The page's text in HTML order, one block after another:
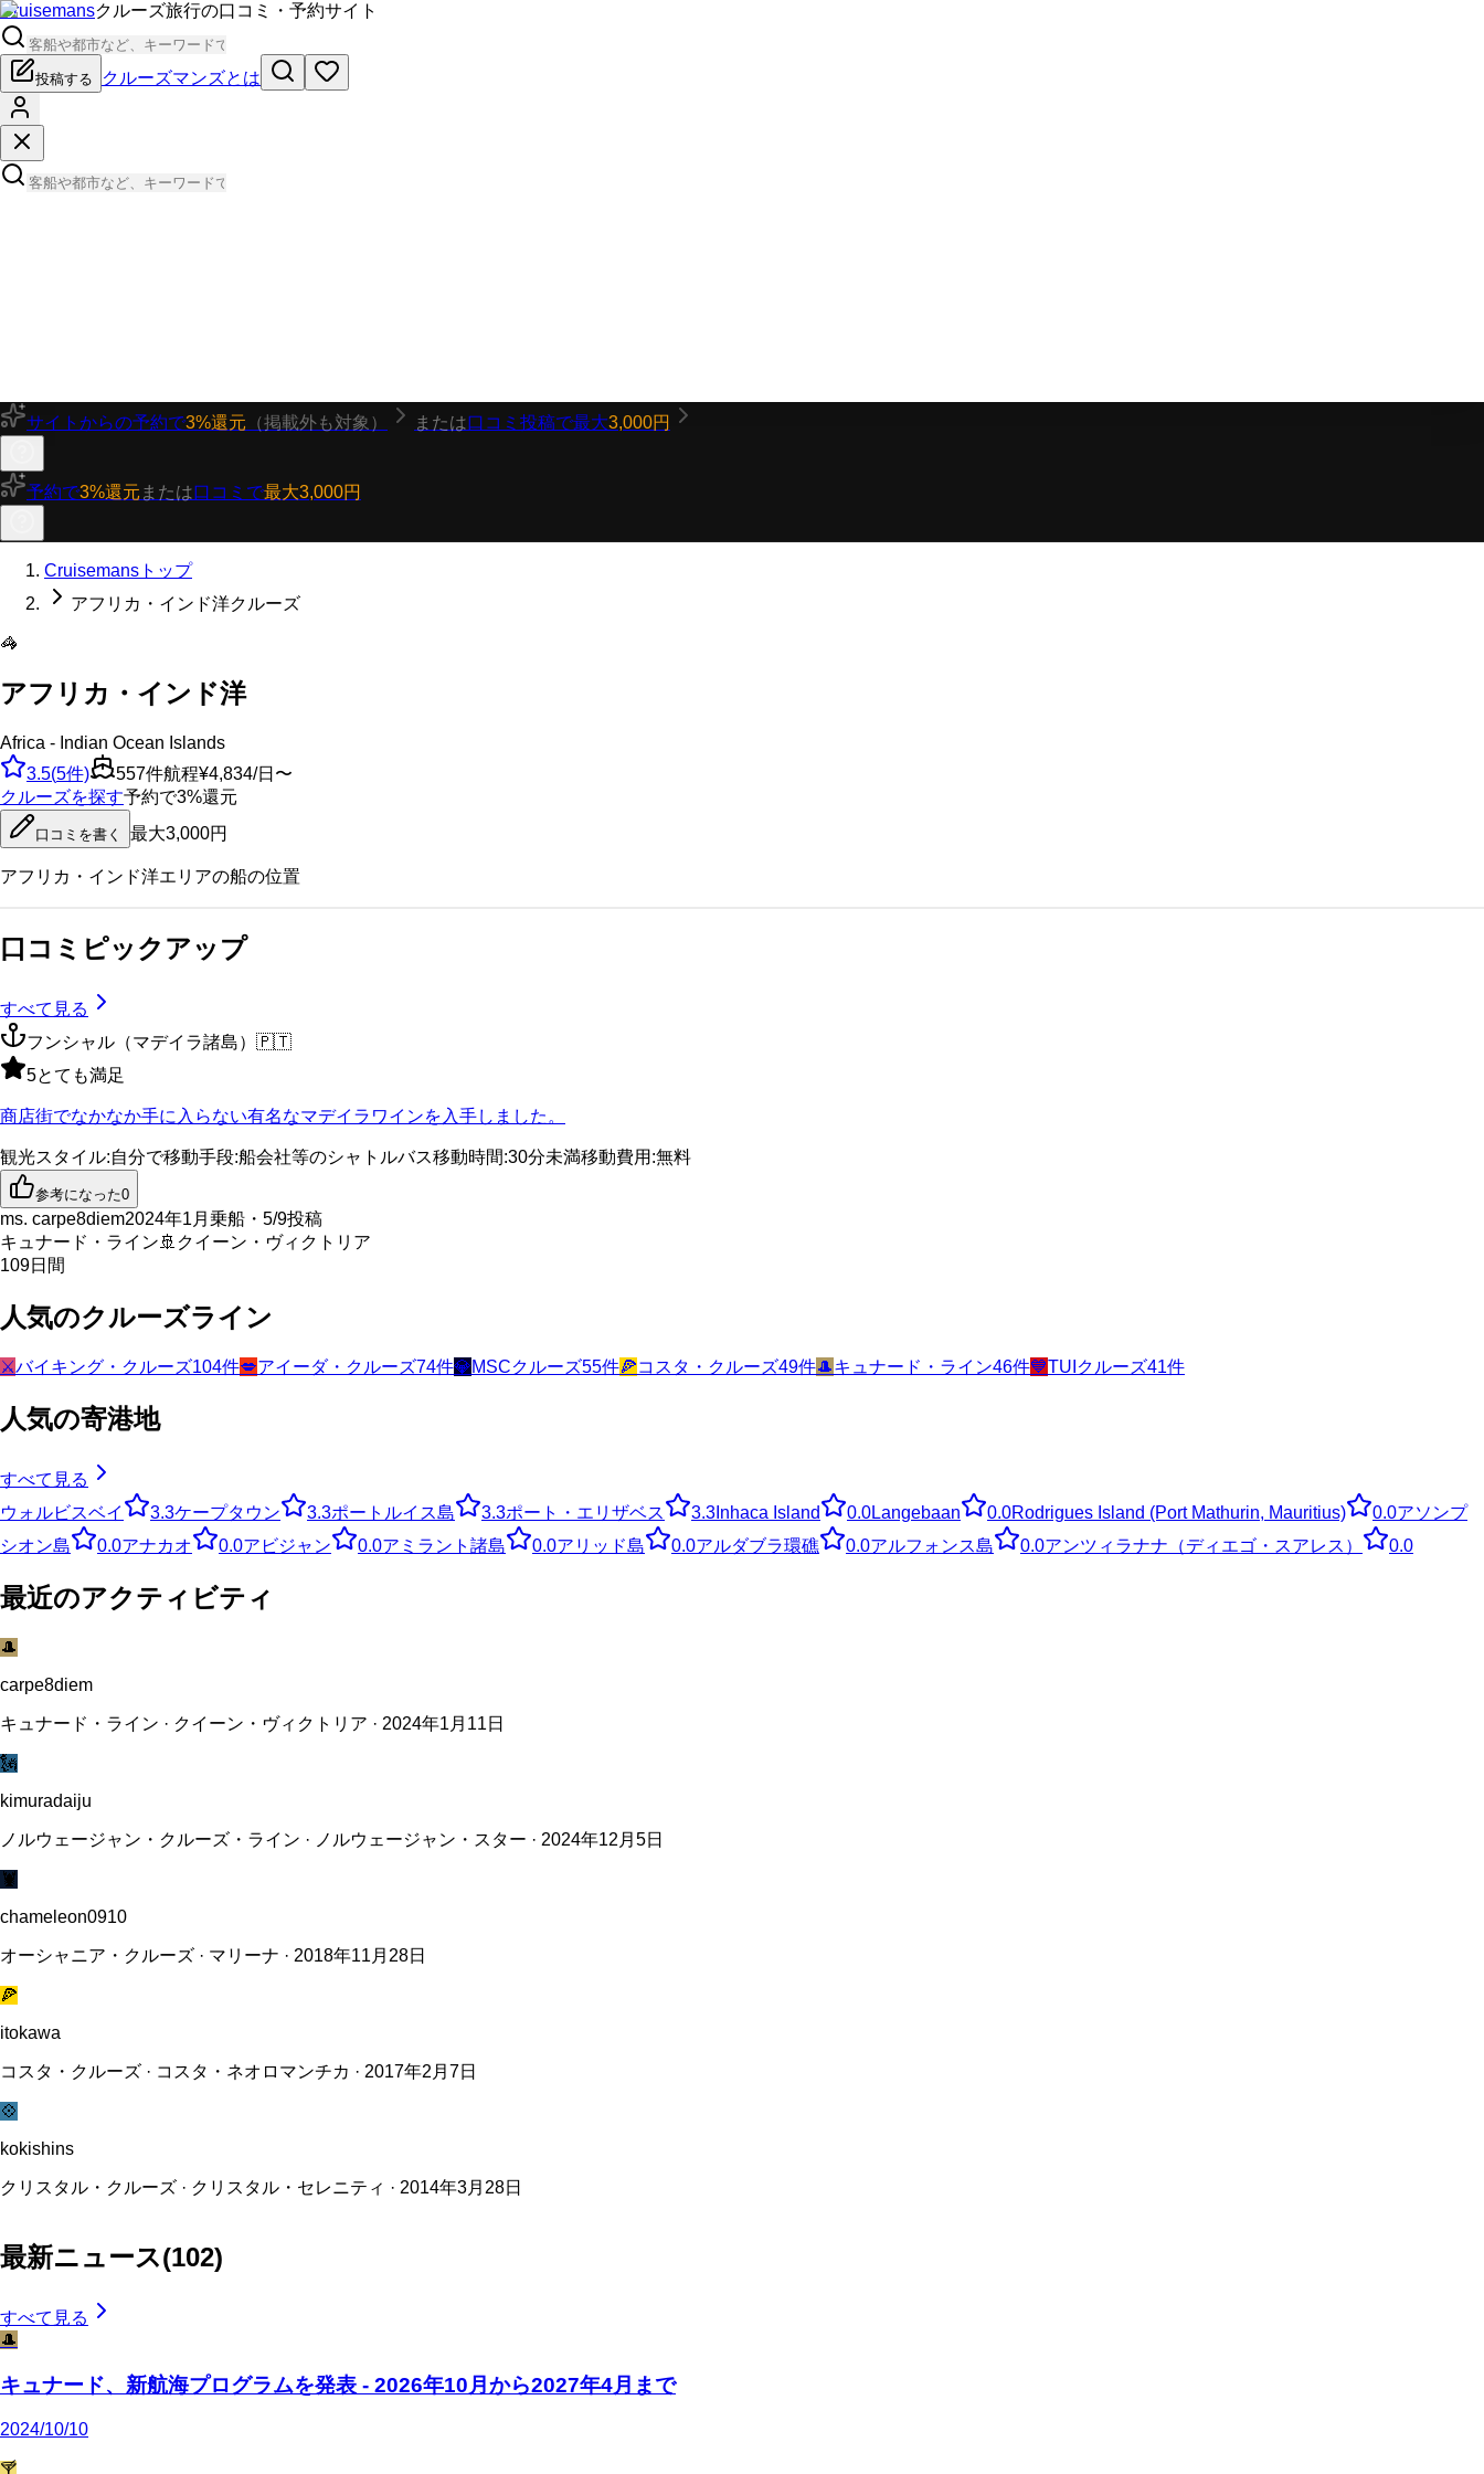
Cruisemansクルーズ旅行の口コミ・予約サイト
投稿する クルーズマンズとは
サイトからの予約で3%還元 （掲載外も対象） または口コミ投稿で最大3,000円
予約で3%還元 または口コミで最大3,000円
Cruisemansトップ
アフリカ・インド洋クルーズ
🦓
アフリカ・インド洋
Africa - Indian Ocean Islands
3.5(5件) 557件航程¥4,834/日〜
クルーズを探す予約で3%還元
口コミを書く 最大3,000円
アフリカ・インド洋エリアの船の位置
口コミピックアップ
すべて見る
フンシャル（マデイラ諸島） 🇵🇹
5とても満足
商店街でなかなか手に入らない有名なマデイラワインを入手しました。
観光スタイル:自分で移動手段:船会社等のシャトルバス移動時間:30分未満移動費用 :無料
参考になった0
ms. carpe8diem2024年1月乗船・5/9投稿
キュナード・ライン 🚢 クイーン・ヴィクトリア
109日間
人気のクルーズライン
⚔️バイキング・クルーズ104件💋アイーダ・クルーズ74件💎MSCクルーズ55件🍕コスタ・クルーズ49件🎩キュナード・ライン46件💙TUIクルーズ41件
人気の寄港地
すべて見る
ウォルビスベイ
3.3ケープタウン 3.3ポートルイス島 3.3ポート・エリザベス 3.3 Inhaca Island 0.0Langebaan 0.0Rodrigues Island (Port Mathurin, Mauritius) 0.0アソンプ
シオン島
0.0アナカオ 0.0アビジャン 0.0アミラント諸島 0.0アリッド島 0.0アルダブラ環礁 0.0アルフォンス島 0.0アンツィラナナ（ディエゴ・スアレス） 0.0
最近のアクティビティ
🎩
carpe8diem
キュナード・ライン · クイーン・ヴィクトリア · 2024年1月11日
🗽
kimuradaiju
ノルウェージャン・クルーズ・ライン · ノルウェージャン・スター · 2024年12月5日
🦞
chameleon0910
オーシャニア・クルーズ · マリーナ · 2018年11月28日
🍕
itokawa
コスタ・クルーズ · コスタ・ネオロマンチカ · 2017年2月7日
💠
kokishins
クリスタル・クルーズ · クリスタル・セレニティ · 2014年3月28日
最新ニュース(102)
すべて見る
🎩
キュナード、新航海プログラムを発表 - 2026年10月から2027年4月まで
2024/10/10